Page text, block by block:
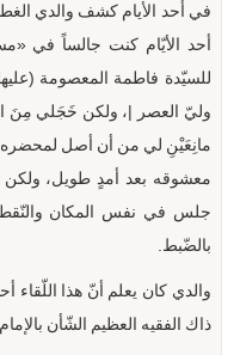
في أحد الأيام كشف والدي
أحد الأيّام كنت جالساً في
للسيّدة فاطمة المعصومة
وليّ العصر |، ولكن خَجَلي مِنَ
مانِعَيْنِ لي من أن أصل لمحضره
معشوقه بعد أمدٍ طويل، ولكن
جلس في نفس المكان والنّقطة
بالضّبط.
والدي كان يعلم أنّ هذا اللّقاء
ذاك الفقيه العظيم الشّأن